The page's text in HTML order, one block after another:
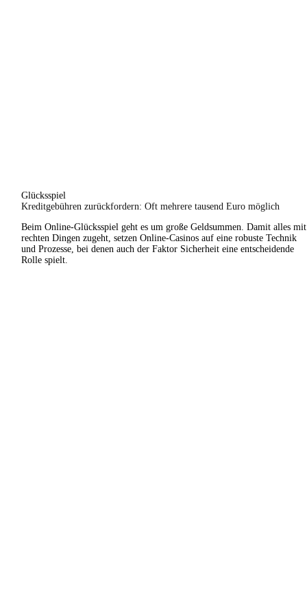
Glücksspiel
Kreditgebühren zurückfordern: Oft mehrere tausend Euro möglich
Beim Online-Glücksspiel geht es um große Geldsummen. Damit alles mit
rechten Dingen zugeht, setzen Online-Casinos auf eine robuste Technik
und Prozesse, bei denen auch der Faktor Sicherheit eine entscheidende
Rolle spielt.